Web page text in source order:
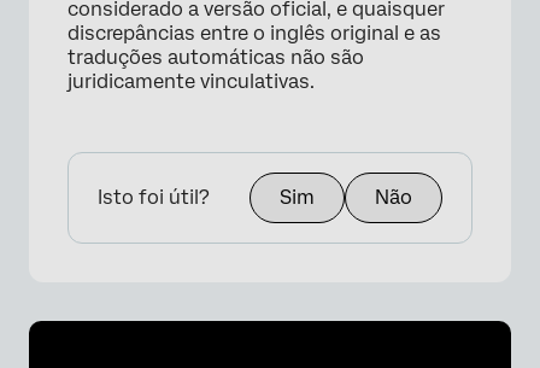
considerado a versão oficial, e quaisquer
discrepâncias entre o inglês original e as
traduções automáticas não são
juridicamente vinculativas.
Isto foi útil? Sim Não